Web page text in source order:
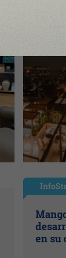
en su